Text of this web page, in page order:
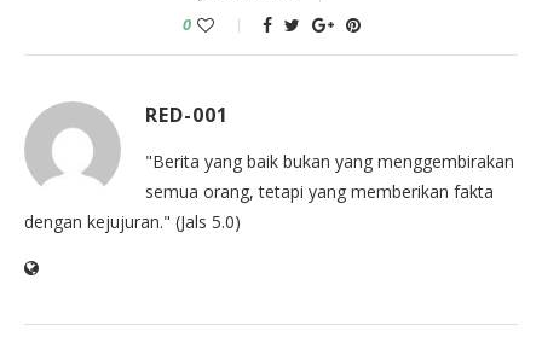
0
RED-001
"Berita yang baik bukan yang menggembirakan
semua orang, tetapi yang memberikan fakta
dengan kejujuran." (Jals 5.0)